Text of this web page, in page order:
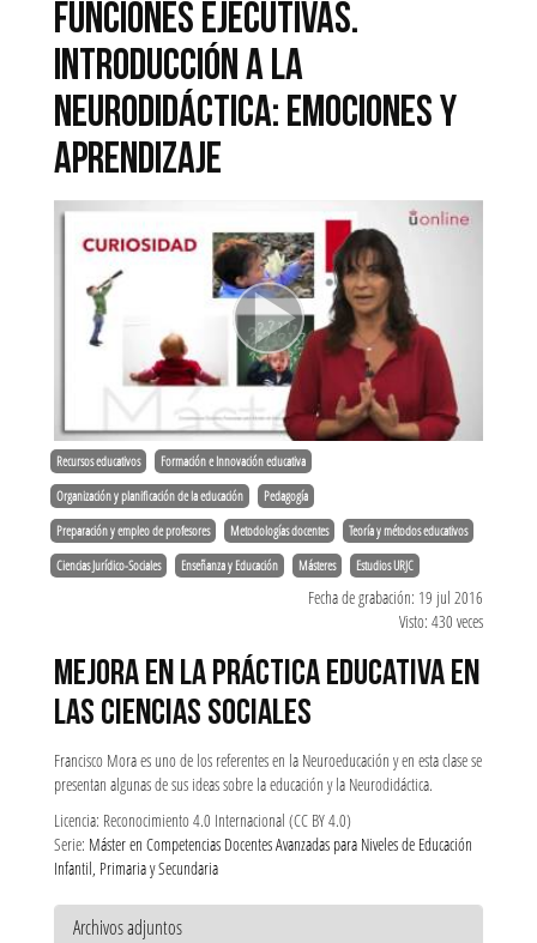
FUNCIONES EJECUTIVAS.
INTRODUCCIÓN A LA
NEURODIDÁCTICA: EMOCIONES Y
APRENDIZAJE
Recursos educativos Formación e Innovación educativa
Organización y planificación de la educación Pedagogía
Preparación y empleo de profesores Metodologías docentes Teoría y métodos educativos
Ciencias Jurídico-Sociales Enseñanza y Educación Másteres Estudios URJC
Fecha de grabación: 19 jul 2016
Visto: 430 veces
MEJORA EN LA PRÁCTICA EDUCATIVA EN
LAS CIENCIAS SOCIALES
Francisco Mora es uno de los referentes en la Neuroeducación y en esta clase se
presentan algunas de sus ideas sobre la educación y la Neurodidáctica.
Licencia: Reconocimiento 4.0 Internacional (CC BY 4.0)
Serie: Máster en Competencias Docentes Avanzadas para Niveles de Educación
Infantil, Primaria y Secundaria
Archivos adjuntos